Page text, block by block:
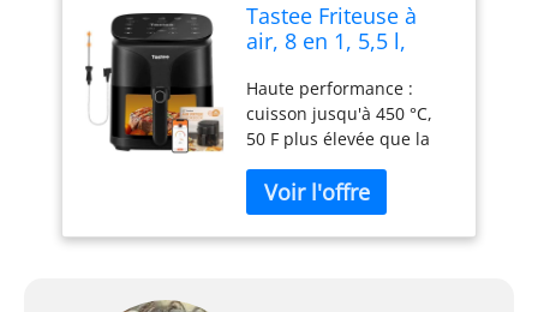
Tastee Friteuse à
air, 8 en 1, 5,5 l,
°C, 24 préréglages
de cuisson
Haute performance :
cuisson jusqu'à 450 °C,
50 F plus élevée que la
friteuses à air. Préparez
des aliments
uniformément dorés et